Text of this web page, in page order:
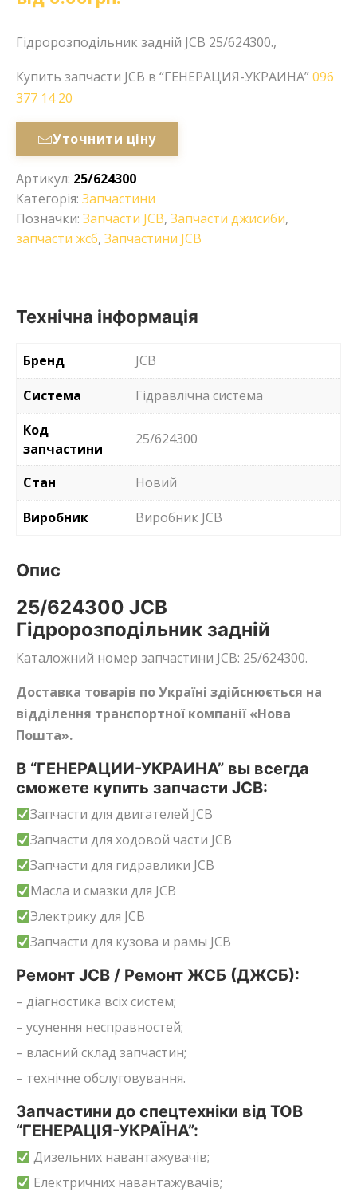
Гідророзподільник задній JCB 25/624300.,
Купить запчасти JCB в “ГЕНЕРАЦИЯ-УКРАИНА”096
377 14 20
Уточнити ціну
Артикул: 25/624300
Категорія: Запчастини
Позначки: Запчасти JCB, Запчасти джисиби,
запчасти жсб, Запчастини JCB
Технічна інформація
Бренд
JCB
Система
Гідравлічна система
Код
запчастини
25/624300
Стан
Новий
Виробник
Виробник JCB
Опис
25/624300 JCB
Гідророзподільник задній
Каталожний номер запчастини JCB: 25/624300.
Доставка товарів по Україні здійснюється на
відділення транспортної компанії «Нова
Пошта».
В “ГЕНЕРАЦИИ-УКРАИНА” вы всегда
сможете купить запчасти JCB:
Запчасти для двигателей JCB
Запчасти для ходовой части JCB
Запчасти для гидравлики JCB
Масла и смазки для JCB
Электрику для JCB
Запчасти для кузова и рамы JCB
Ремонт JCB / Ремонт ЖСБ (ДЖСБ):
– діагностика всіх систем;
– усунення несправностей;
– власний склад запчастин;
– технічне обслуговування.
Запчастини до спецтехніки від ТОВ
“ГЕНЕРАЦІЯ-УКРАЇНА”:
Дизельних навантажувачів;
Електричних навантажувачів;